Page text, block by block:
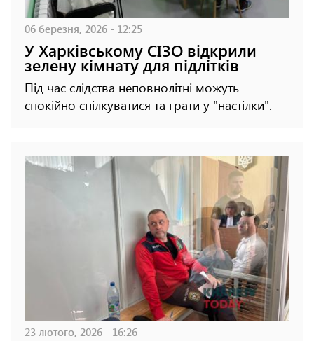
06 березня, 2026 - 12:25
У Харківському СІЗО відкрили
зелену кімнату для підлітків
Під час слідства неповнолітні можуть
спокійно спілкуватися та грати у "настілки".
23 лютого, 2026 - 16:26